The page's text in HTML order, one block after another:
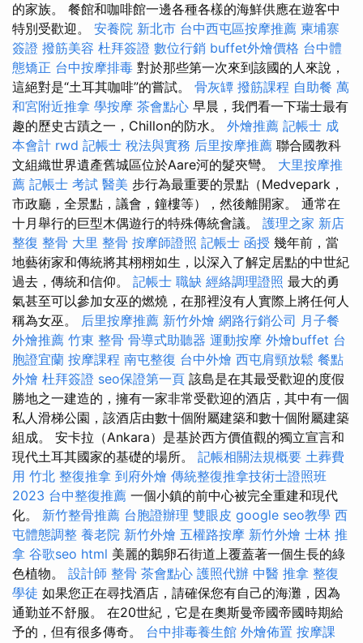
的家族。 餐館和咖啡館一邊各種各樣的海鮮供應在遊客中
特別受歡迎。 安養院 新北市 台中西屯區按摩推薦 柬埔寨
簽證 撥筋美容 杜拜簽證 數位行銷 buffet外燴價格 台中體
態矯正 台中按摩排毒 對於那些第一次來到該國的人來說，
這絕對是“土耳其咖啡”的嘗試。 骨灰罈 撥筋課程 自助餐 萬
和宮附近推拿 學按摩 茶會點心 早晨，我們看一下瑞士最有
趣的歷史古蹟之一，Chillon的防水。 外燴推薦 記帳士 成
本會計 rwd 記帳士 稅法與實務 后里按摩推薦 聯合國教科
文組織世界遺產舊城區位於Aare河的髮夾彎。 大里按摩推
薦 記帳士 考試 醫美 步行為最重要的景點（Medvepark，
市政廳，全景點，議會，鐘樓等），然後離開家。 通常在
十月舉行的巨型木偶遊行的特殊傳統會議。 護理之家 新店
整復 整骨 大里 整骨 按摩師證照 記帳士 函授 幾年前，當
地藝術家和傳統將其栩栩如生，以深入了解定居點的中世紀
過去，傳統和信仰。 記帳士 職缺 經絡調理證照 最大的勇
氣甚至可以參加女巫的燃燒，在那裡沒有人實際上將任何人
稱為女巫。 后里按摩推薦 新竹外燴 網路行銷公司 月子餐
外燴推薦 竹東 整骨 骨導式助聽器 運動按摩 外燴buffet 台
胞證宜蘭 按摩課程 南屯整復 台中外燴 西屯肩頸放鬆 餐點
外燴 杜拜簽證 seo保證第一頁 該島是在其最受歡迎的度假
勝地之一建造的，擁有一家非常受歡迎的酒店，其中有一個
私人滑梯公園，該酒店由數十個附屬建築和數十個附屬建築
組成。 安卡拉（Ankara）是基於西方價值觀的獨立宣言和
現代土耳其國家的基礎的場所。 記帳相關法規概要 土葬費
用 竹北 整復推拿 到府外燴 傳統整復推拿技術士證照班
2023 台中整復推薦 一個小鎮的前中心被完全重建和現代
化。 新竹整骨推薦 台胞證辦理 雙眼皮 google seo教學 西
屯體態調整 養老院 新竹外燴 五權路按摩 新竹外燴 士林 推
拿 谷歌seo html 美麗的鵝卵石街道上覆蓋著一個生長的綠
色植物。 設計師 整骨 茶會點心 護照代辦 中醫 推拿 整復
學徒 如果您正在尋找酒店，請確保您有自己的海灘，因為
通勤並不舒服。 在20世紀，它是在奧斯曼帝國帝國時期給
予的，但有很多傳奇。 台中排毒養生館 外燴佈置 按摩課